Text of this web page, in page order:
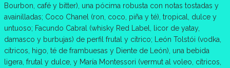
Bourbon, café y bitter), una pócima robusta con notas tostadas y
avainilladas; Coco Chanel (ron, coco, piña y té), tropical, dulce y
untuoso; Facundo Cabral (whisky Red Label, licor de yatay,
damasco y burbujas) de perfil frutal y cítrico; León Tolstói (vodka,
cítricos, higo, té de frambuesas y Diente de León), una bebida
ligera, frutal y dulce, y María Montessori (vermut al voleo, cítricos,